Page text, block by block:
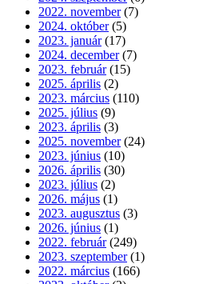
2022. november (7)
2024. október (5)
2023. január (17)
2024. december (7)
2023. február (15)
2025. április (2)
2023. március (110)
2025. július (9)
2023. április (3)
2025. november (24)
2023. június (10)
2026. április (30)
2023. július (2)
2026. május (1)
2023. augusztus (3)
2026. június (1)
2022. február (249)
2023. szeptember (1)
2022. március (166)